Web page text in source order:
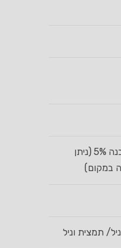
גרם גבינה לבנה 5% (ניתן
במקום)
תמצית וניל